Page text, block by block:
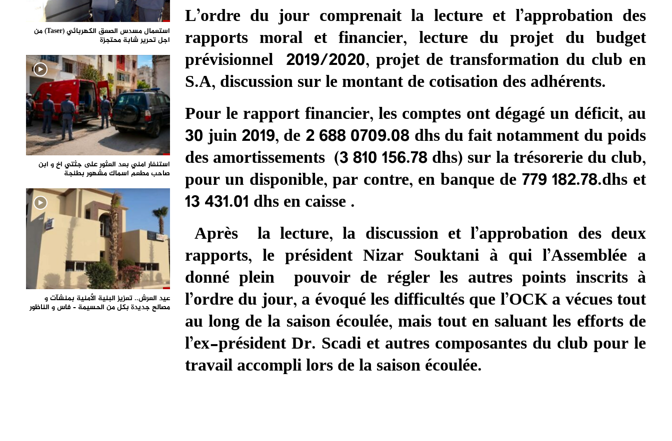
L’ordre du jour comprenait la lecture et l’approbation des
rapports moral et financier, lecture du projet du budget
prévisionnel 2019/2020, projet de transformation du club en
S.A, discussion sur le montant de cotisation des adhérents.
Pour le rapport financier, les comptes ont dégagé un déficit, au
30 juin 2019, de 2 688 0709.08 dhs du fait notamment du poids
des amortissements (3 810 156.78 dhs) sur la trésorerie du club,
pour un disponible, par contre, en banque de 779 182.78.dhs et
13 431.01 dhs en caisse .
Après la lecture, la discussion et l’approbation des deux
rapports, le président Nizar Souktani à qui l’Assemblée a
donné plein pouvoir de régler les autres points inscrits à
l’ordre du jour, a évoqué les difficultés que l’OCK a vécues tout
au long de la saison écoulée, mais tout en saluant les efforts de
l’ex-président Dr. Scadi et autres composantes du club pour le
travail accompli lors de la saison écoulée.
استعمال مسدس الصعق الكهربائي (Taser) من
اجل تحرير شابة محتجزة
استنفار امني بعد العثور على جثتي اخ و ابن
صاحب مطعم اسماك مشهور بطنجة
عيد العرش.. تعزيز البنية الأمنية بمنشآت و
مصالح جديدة بكل من الحسيمة – فاس و الناظور